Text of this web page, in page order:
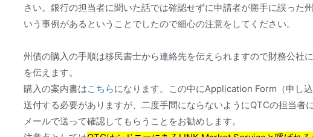
さい。銀行の担当者に聞いた話では確認せずに申請者が勝手に誤った
いう事例があるということでしたので細心の注意をしてください。
州債の購入の手順は移民書士から連絡先を伝えられますので財務公社
を伝えます。
購入の案内書はこちらになります。この中にApplication Form（申し
送付する必要がありますが、二度手間にならないようにQTCの担当者
メールで送って確認してもらうことをお勧めします。